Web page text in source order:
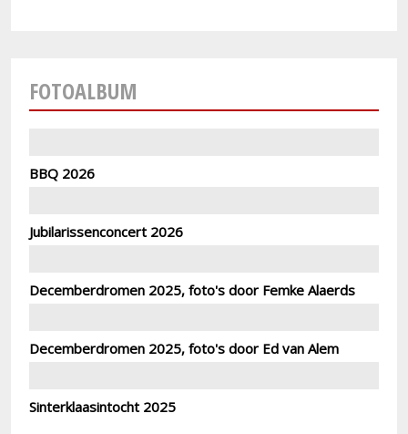
FOTOALBUM
BBQ 2026
Jubilarissenconcert 2026
Decemberdromen 2025, foto's door Femke Alaerds
Decemberdromen 2025, foto's door Ed van Alem
Sinterklaasintocht 2025